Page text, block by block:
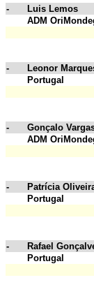
- Luis Lemos
ADM
- Leonor
Portugal
- Gonçalo
ADM
- Patrícia
Portugal
- Rafael
Portugal